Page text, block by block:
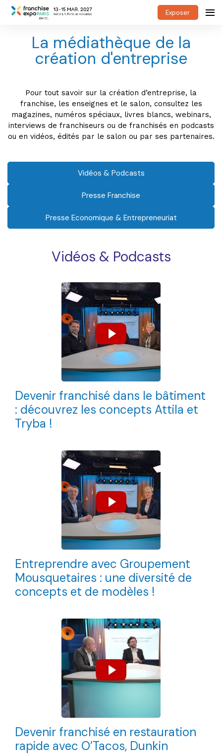
Exposer
La médiathèque de la
création d'entreprise
Pour tout savoir sur la création d’entreprise, la
franchise, les enseignes et le salon, consultez les
magazines, numéros spéciaux, livres blancs, webinars,
interviews de franchiseurs ou de franchisés en podcasts
ou en vidéos, édités par le salon ou par ses partenaires.
Vidéos & Podcasts
Presse Franchise
Presse Economique & Entrepreneuriat
Vidéos & Podcasts
Devenir franchisé dans le bâtiment
: découvrez les concepts Attila et
Tryba !
Entreprendre avec Groupement
Mousquetaires : une diversité de
concepts et de modèles !
Devenir franchisé en restauration
rapide avec O’Tacos, Dunkin